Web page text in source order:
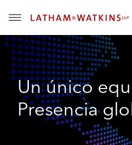
T
o
g
g
l
e
M
Un único
Presencia